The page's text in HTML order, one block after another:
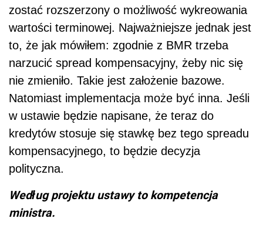
zostać rozszerzony o możliwość wykreowania
wartości terminowej. Najważniejsze jednak jest
to, że jak mówiłem: zgodnie z BMR trzeba
narzucić spread kompensacyjny, żeby nic się
nie zmieniło. Takie jest założenie bazowe.
Natomiast implementacja może być inna. Jeśli
w ustawie będzie napisane, że teraz do
kredytów stosuje się stawkę bez tego spreadu
kompensacyjnego, to będzie decyzja
polityczna.
Według projektu ustawy to kompetencja
ministra.